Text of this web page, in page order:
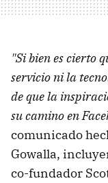
"Si bien es cierto
servicio ni la
de que la
su camino en
comunicado
Gowalla,
co-fundador